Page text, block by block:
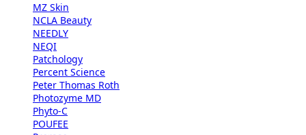
MZ Skin
NCLA Beauty
NEEDLY
NEQI
Patchology
Percent Science
Peter Thomas Roth
Photozyme MD
Phyto-C
POUFEE